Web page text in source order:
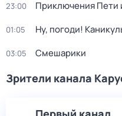
23:00 Приключения Пети
01:05 Ну, погоди!
03:05 Смешарики
Зрители канала